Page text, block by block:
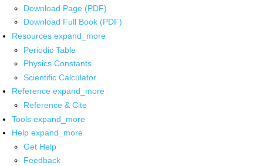
Download Page (PDF)
Download Full Book (PDF)
Resources expand_more
Periodic Table
Physics Constants
Scientific Calculator
Reference expand_more
Reference & Cite
Tools expand_more
Help expand_more
Get Help
Feedback